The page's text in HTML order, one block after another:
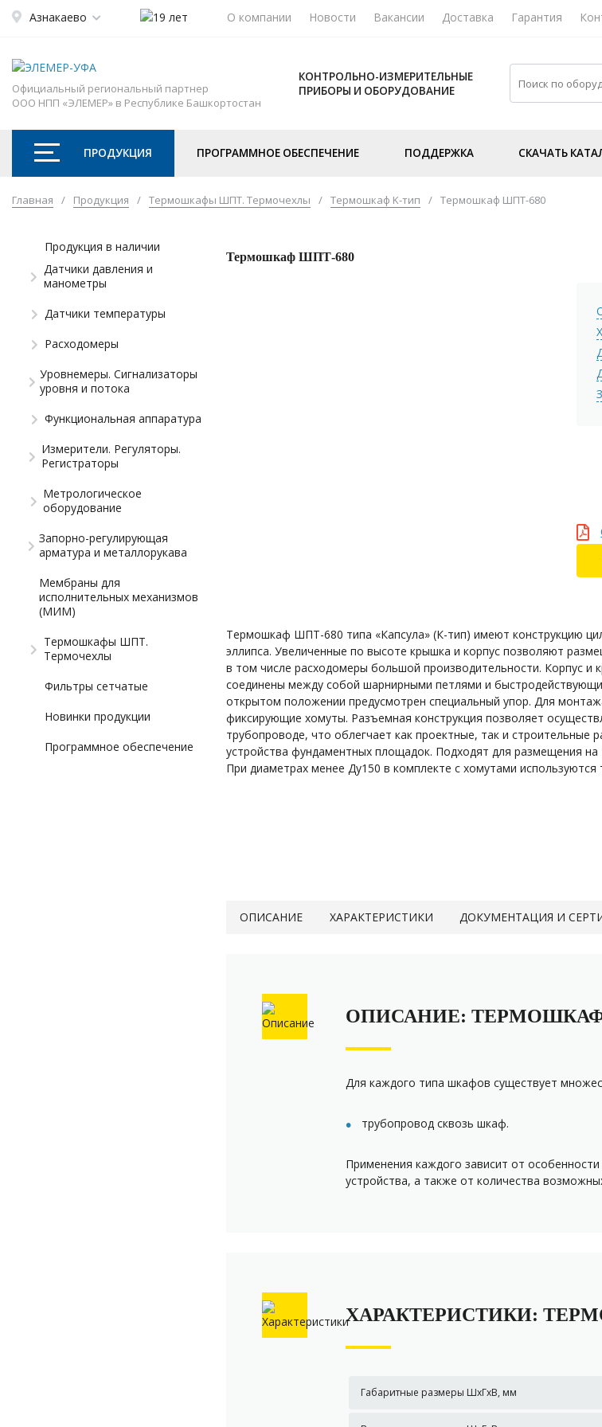
Азнакаево О компании Новости Вакансии Доставка Гарантия
Официальный региональный партнер
ООО НПП «ЭЛЕМЕР» в Республике Башкортостан
КОНТРОЛЬНО-ИЗМЕРИТЕЛЬНЫЕ
ПРИБОРЫ И ОБОРУДОВАНИЕ
ПРОДУКЦИЯ ПРОГРАММНОЕ ОБЕСПЕЧЕНИЕ ПОДДЕРЖКА СКАЧАТЬ
Главная / Продукция / Термошкафы ШПТ. Термочехлы / Термошкаф K-тип / Термошкаф ШПТ-680
Продукция в наличии
Датчики давления и
манометры
Датчики температуры
Расходомеры
Уровнемеры. Сигнализаторы
уровня и потока
Функциональная аппаратура
Измерители. Регуляторы.
Регистраторы
Метрологическое
оборудование
Запорно-регулирующая
арматура и металлорукава
Мембраны для
исполнительных механизмов
(МИМ)
Термошкафы ШПТ.
Термочехлы
Фильтры сетчатые
Новинки продукции
Программное обеспечение
Термошкаф ШПТ-680
Термошкаф ШПТ-680 типа «Капсула» (К-тип) имеют конструкцию
эллипса. Увеличенные по высоте крышка и корпус позволяют
в том числе расходомеры большой производительности. Корпус и
соединены между собой шарнирными петлями и
открытом положении предусмотрен специальный упор. Для
фиксирующие хомуты. Разъемная конструкция позволяет
трубопроводе, что облегчает как проектные, так и строительные
устройства фундаментных площадок. Подходят для размещения
При диаметрах менее Ду150 в комплекте с хомутами используются
ОПИСАНИЕ ХАРАКТЕРИСТИКИ ДОКУМЕНТАЦИЯ И
ОПИСАНИЕ: ТЕРМОШКАФ
Для каждого типа шкафов существует
трубопровод сквозь шкаф.
Применения каждого зависит от
устройства, а также от количества
ХАРАКТЕРИСТИКИ:
Габаритные размеры ШxГxВ, мм